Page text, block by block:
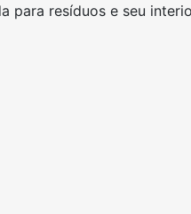
para resíduos e seu